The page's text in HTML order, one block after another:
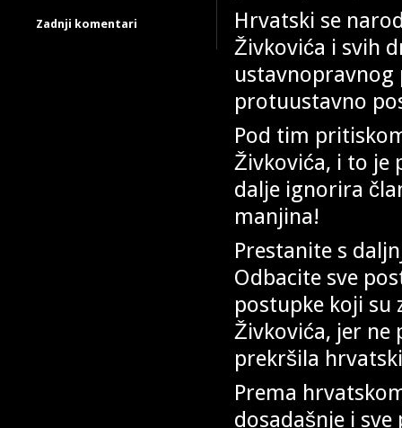
Zadnji komentari
Hrvatski se
Živkovića i svih
protuustavno
Pod tim
Živkovića, i to je
dalje ignorira
manjina!
Prestanite s
Odbacite sve
postupke koji su
Živkovića, jer ne
prekršila
Prema
dosadašnje i